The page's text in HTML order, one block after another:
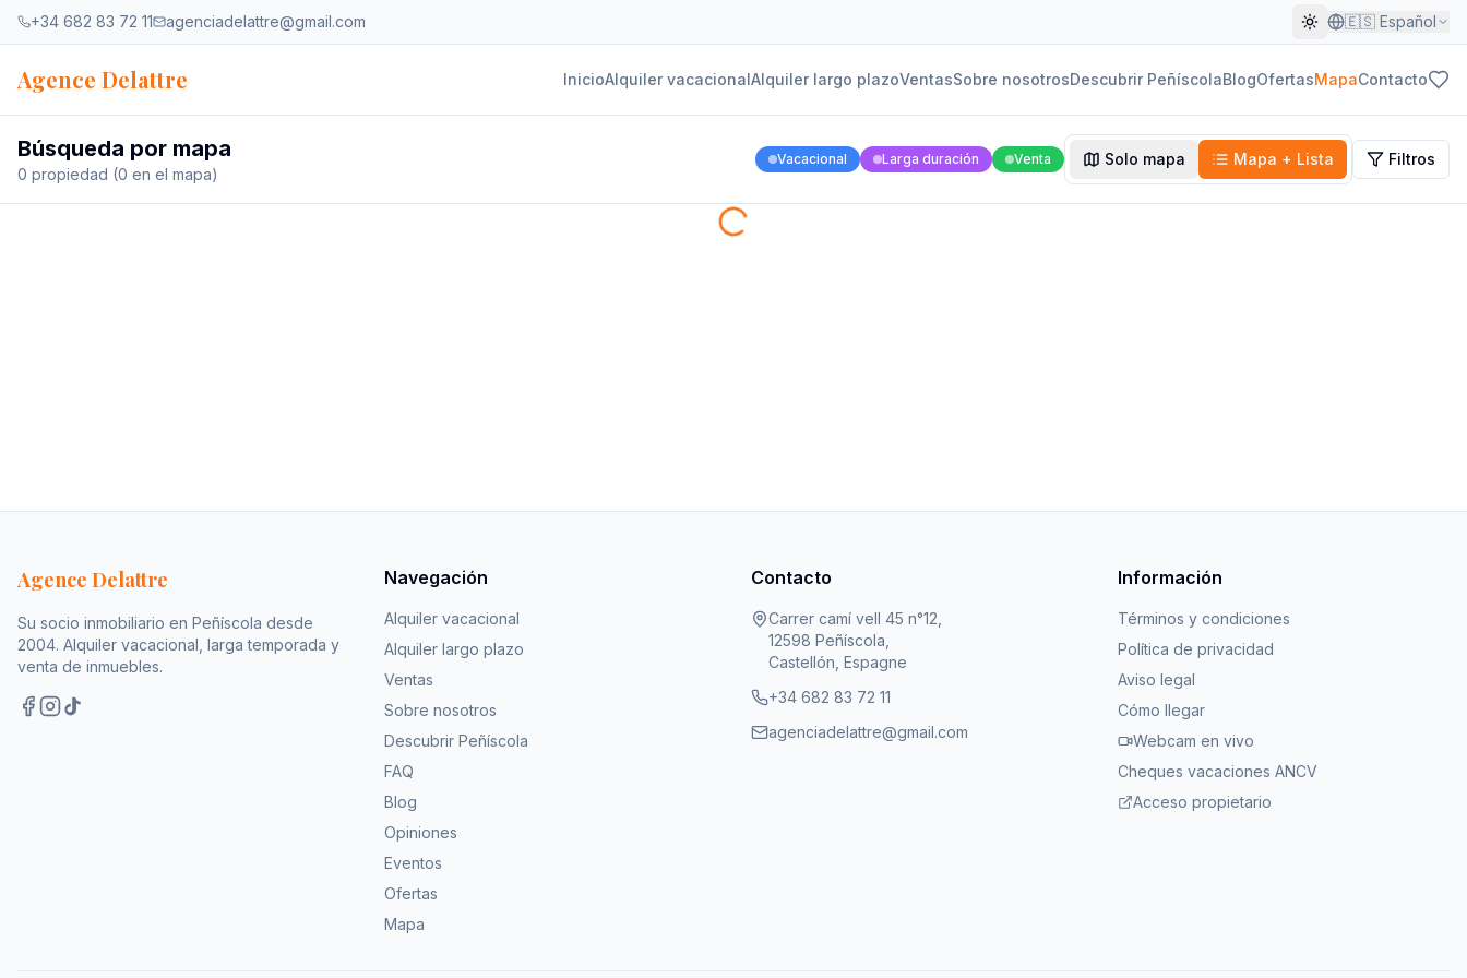
Ir al contenido
+34 682 83 72 11 agenciadelattre@gmail.com 🇪🇸 Español
Agence Delattre InicioAlquiler vacacionalAlquiler largo plazoVentasSobre nosotrosDescubrir PeñíscolaBlogOfertasMapaContacto
Búsqueda por mapa
0 propiedad (0 en el mapa)
Vacacional Larga duración Venta Solo mapa Mapa + Lista Filtros
Agence Delattre
Su socio inmobiliario en Peñíscola desde
2004. Alquiler vacacional, larga temporada y
venta de inmuebles.
Navegación
Alquiler vacacional
Alquiler largo plazo
Ventas
Sobre nosotros
Descubrir Peñíscola
FAQ
Blog
Opiniones
Eventos
Ofertas
Mapa
Contacto
Carrer camí vell 45 n°12,
12598 Peñíscola,
Castellón, Espagne
+34 682 83 72 11
agenciadelattre@gmail.com
Información
Términos y condiciones
Política de privacidad
Aviso legal
Cómo llegar
Webcam en vivo
Cheques vacaciones ANCV
Acceso propietario